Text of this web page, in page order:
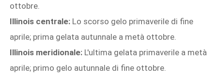
ottobre.
Illinois centrale: Lo scorso gelo primaverile di fine
aprile; prima gelata autunnale a metà ottobre.
Illinois meridionale: L'ultima gelata primaverile a metà
aprile; primo gelo autunnale di fine ottobre.